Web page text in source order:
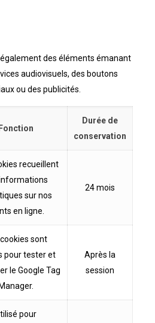
des éléments émanant
audiovisuels, des boutons
ou des publicités.
Fonction
Durée de
conservation
recueillent
sur nos
en ligne.
24 mois
sont
pour tester et
le Google Tag
Manager.
Après la
session
pour